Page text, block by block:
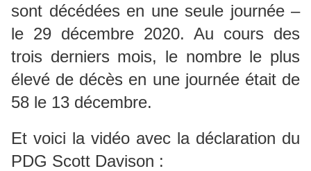
sont décédées en une seule journée –
le 29 décembre 2020. Au cours des
trois derniers mois, le nombre le plus
élevé de décès en une journée était de
58 le 13 décembre.
Et voici la vidéo avec la déclaration du
PDG Scott Davison :